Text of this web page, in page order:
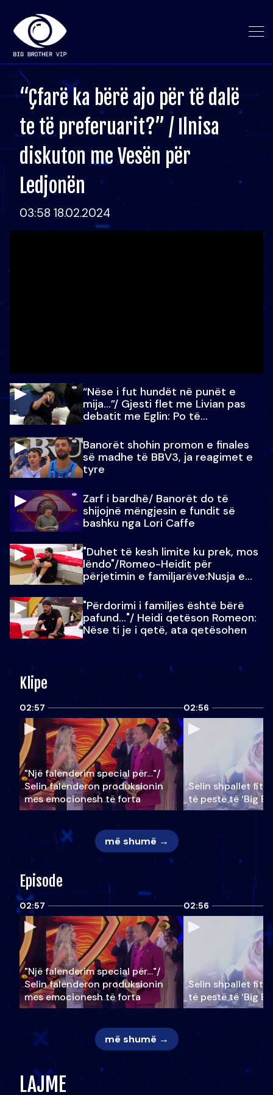
“Çfarë ka bërë ajo për të dalë
te të preferuarit?” / Ilnisa
diskuton me Vesën për
Ledjonën
03:58 18.02.2024
“Nëse i fut hundët në punët e
mija…”/ Gjesti flet me Livian pas
debatit me Eglin: Po të
Banorët shohin promon e finales
së madhe të BBV3, ja reagimet e
tyre
Zarf i bardhë/ Banorët do të
shijojnë mëngjesin e fundit së
bashku nga Lori Caffe
"Duhet të kesh limite ku prek, mos
lëndo"/Romeo-Heidit për
përjetimin e familjarëve:Nusja e
"Përdorimi i familjes është bërë
pafund…"/ Heidi qetëson Romeon:
Nëse ti je i qetë, ata qetësohen
Klipe
02:57
"Një falenderim special për…"/
Selin falënderon produksionin
mes emocionesh të forta
02:56
Selin shpallet
të pestë të ‘Big
më shumë →
Episode
02:57
"Një falenderim special për…"/
Selin falënderon produksionin
mes emocionesh të forta
02:56
Selin shpallet
të pestë të ‘Big
më shumë →
LAJME